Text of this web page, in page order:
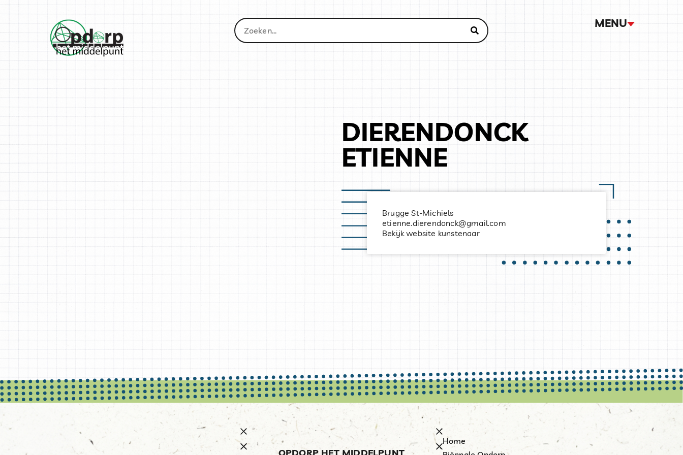
MENU
DIERENDONCK
ETIENNE
Brugge St-Michiels
etienne.dierendonck@gmail.com
Bekijk website kunstenaar
OPDORP HET MIDDELPUNT
Home